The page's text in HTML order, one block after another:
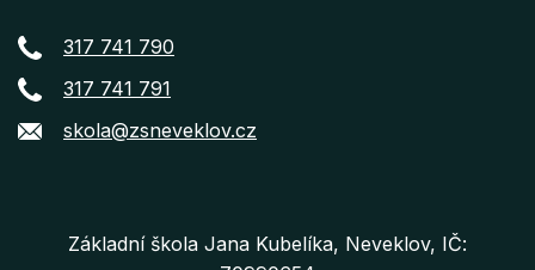
317 741 790
317 741 791
skola@zsneveklov.cz
Základní škola Jana Kubelíka, Neveklov, IČ: